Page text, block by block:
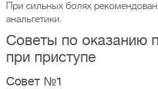
При сильных болях
анальгетики.
Советы по оказанию
при приступе
Совет №1